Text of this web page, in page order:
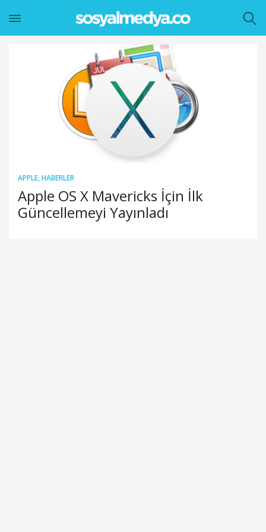
APPLE,HABERLER
Apple OS X Mavericks İçin İlk
Güncellemeyi Yayınladı